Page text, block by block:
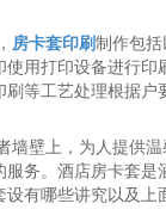
房卡套印刷制作包
用打印设备进行
等工艺处理根据
墙壁上，为人提供
务。酒店房卡套
有哪些讲究以及上